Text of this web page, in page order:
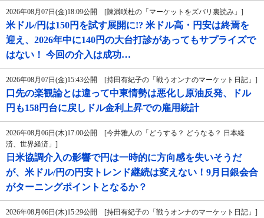
2026年08月07日(金)18:09公開 [陳満咲杜の「マーケットをズバリ裏読み」]
米ドル/円は150円を試す展開に!? 米ドル高・円安は終焉を
迎え、2026年中に140円の大台打診があってもサプライズで
はない！ 今回の介入は成功…
2026年08月07日(金)15:43公開 [持田有紀子の「戦うオンナのマーケット日記」]
口先の楽観論とは違って中東情勢は悪化し原油反発、ドル
円も158円台に戻しドル金利上昇での雇用統計
2026年08月06日(木)17:00公開 [今井雅人の「どうする？ どうなる？ 日本経
済、世界経済」]
日米協調介入の影響で円は一時的に方向感を失いそうだ
が、米ドル/円の円安トレンド継続は変えない！9月日銀会合
がターニングポイントとなるか？
2026年08月06日(木)15:29公開 [持田有紀子の「戦うオンナのマーケット日記」]